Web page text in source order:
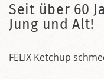
Seit über 60
Jung und Alt!
FELIX Ketchup